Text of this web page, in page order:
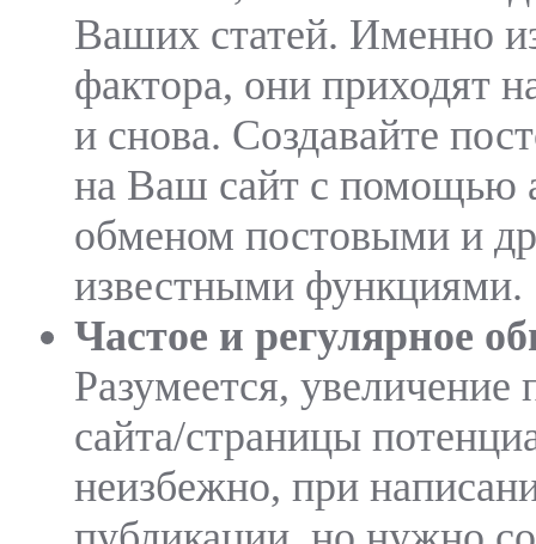
Ваших статей. Именно
фактора, они приходят
и снова. Создавайте
на Ваш сайт с помощью
обменом постовыми и
известными функциями.
Частое и регулярное
Разумеется, увеличение
сайта/страницы
неизбежно, при